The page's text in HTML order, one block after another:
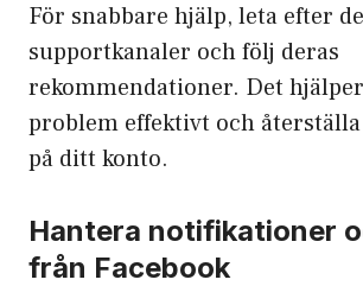
För snabbare hjälp, leta efter
supportkanaler och följ deras
rekommendationer. Det
problem effektivt och
på ditt konto.
Hantera notifikationer
från Facebook